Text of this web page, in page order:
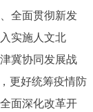
全面贯彻新发
实施人文北
冀协同发展战
更好统筹疫情防
面深化改革开